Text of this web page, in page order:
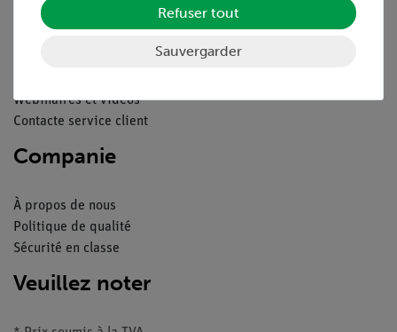
Webinaires et vidéos
Contacte service client
Companie
À propos de nous
Politique de qualité
Sécurité en classe
Veuillez noter
Refuser tout
Sauvergarder